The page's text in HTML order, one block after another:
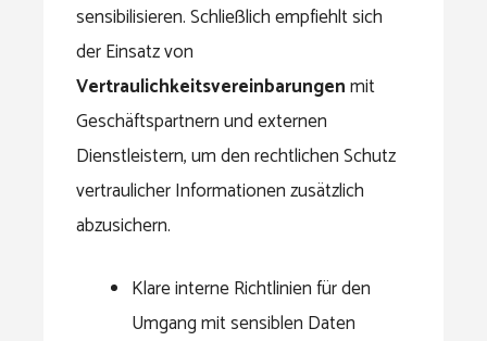
sensibilisieren. Schließlich empfiehlt sich
der Einsatz von
Vertraulichkeitsvereinbarungenmit
Geschäftspartnern und externen
Dienstleistern, um den rechtlichen Schutz
vertraulicher Informationen zusätzlich
abzusichern.
Klare interne Richtlinien für den
Umgang mit sensiblen Daten